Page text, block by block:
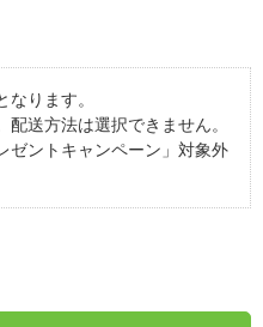
ります。
送方法は選択できません。
ゼントキャンペーン」対象外